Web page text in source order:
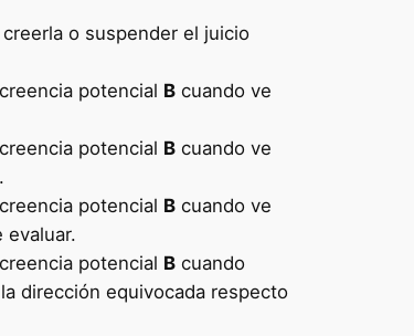
o suspender el juicio
potencial B cuando ve
potencial B cuando ve
.
potencial B cuando ve
evaluar.
potencial B cuando
dirección equivocada respecto